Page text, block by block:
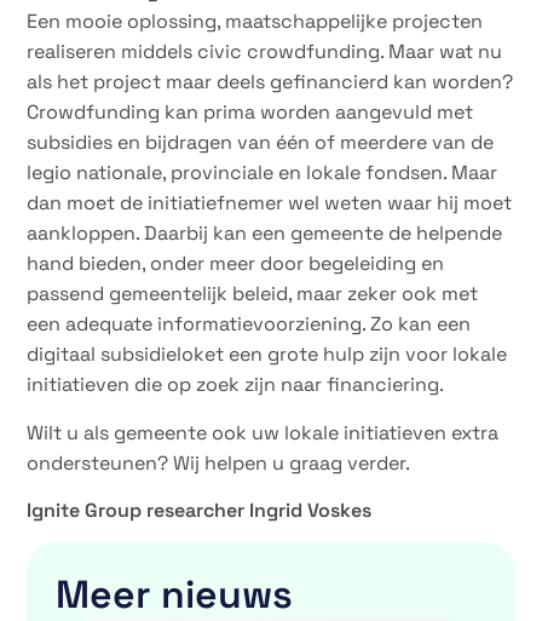
Een mooie oplossing, maatschappelijke projecten
realiseren middels civic crowdfunding. Maar wat nu
als het project maar deels gefinancierd kan worden?
Crowdfunding kan prima worden aangevuld met
subsidies en bijdragen van één of meerdere van de
legio nationale, provinciale en lokale fondsen. Maar
dan moet de initiatiefnemer wel weten waar hij moet
aankloppen. Daarbij kan een gemeente de helpende
hand bieden, onder meer door begeleiding en
passend gemeentelijk beleid, maar zeker ook met
een adequate informatievoorziening. Zo kan een
digitaal subsidieloket een grote hulp zijn voor lokale
initiatieven die op zoek zijn naar financiering.
Wilt u als gemeente ook uw lokale initiatieven extra
ondersteunen? Wij helpen u graag verder.
Ignite Group researcher Ingrid Voskes
Meer nieuws